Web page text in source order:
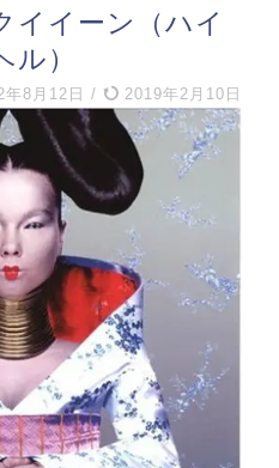
イイーン（ハイ
）
年8月12日 / 2019年2月10日